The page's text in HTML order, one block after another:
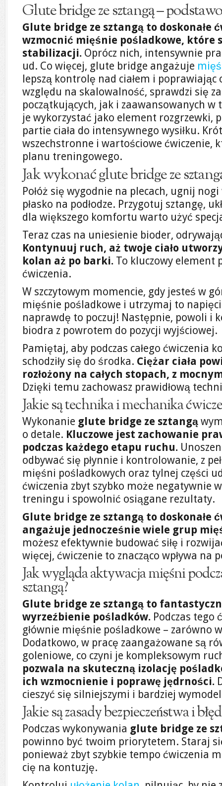
Glute bridge ze sztangą –
Glute bridge ze sztangą to doskonałe
wzmocnić mięśnie pośladkowe, które
stabilizacji. Oprócz nich, intensywnie
ud. Co więcej, glute bridge angażuje
lepszą kontrolę nad ciałem i poprawiając
względu na skalowalność, sprawdzi się
początkujących, jak i zaawansowanych
je wykorzystać jako element rozgrzewki,
partie ciała do intensywnego wysiłku.
wszechstronne i wartościowe ćwiczenie,
planu treningowego.
Jak wykonać glute bridge ze
Połóż się wygodnie na plecach, ugnij
płasko na podłodze. Przygotuj sztangę,
dla większego komfortu warto użyć
Teraz czas na uniesienie bioder,
Kontynuuj ruch, aż twoje ciało
kolan aż po barki. To kluczowy element
ćwiczenia.
W szczytowym momencie, gdy jesteś w
mięśnie pośladkowe i utrzymaj to
naprawdę to poczuj! Następnie, powoli i
biodra z powrotem do pozycji wyjściowej.
Pamiętaj, aby podczas całego ćwiczenia
schodziły się do środka. Ciężar ciała
rozłożony na całych stopach, z
Dzięki temu zachowasz prawidłową
Jakie są technika i mechanika
Wykonanie glute bridge ze sztangą
o detale. Kluczowe jest zachowanie
podczas każdego etapu ruchu.
odbywać się płynnie i kontrolowanie, z
mięśni pośladkowych oraz tylnej części
ćwiczenia zbyt szybko może negatywnie
treningu i spowolnić osiągane rezultaty.
Glute bridge ze sztangą to doskonałe
angażuje jednocześnie wiele grup
możesz efektywnie budować siłę i
więcej, ćwiczenie to znacząco wpływa na
Jak wygląda aktywacja mięśni
sztangą?
Glute bridge ze sztangą to
wyrzeźbienie pośladków. Podczas tego
głównie mięśnie pośladkowe – zarówno
Dodatkowo, w pracę zaangażowane są
goleniowe, co czyni je kompleksowym
pozwala na skuteczną izolację
ich wzmocnienie i poprawę jędrności.
cieszyć się silniejszymi i bardziej
Jakie są zasady bezpieczeństwa i
Podczas wykonywania glute bridge ze
powinno być twoim priorytetem. Staraj
ponieważ zbyt szybkie tempo ćwiczenia
cię na kontuzję.